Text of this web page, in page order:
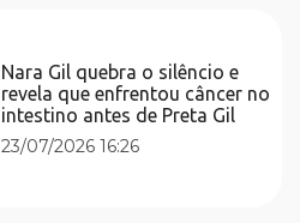
Nara Gil quebra o silêncio e
revela que enfrentou câncer no
intestino antes de Preta Gil
23/07/2026 16:26